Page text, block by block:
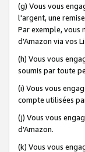
(g) Vous vous
l'argent, une
Par exemple, vous
d'Amazon via vos
(h) Vous vous
soumis par toute
(i) Vous vous
compte utilisées
(j) Vous vous
d'Amazon.
(k) Vous vous